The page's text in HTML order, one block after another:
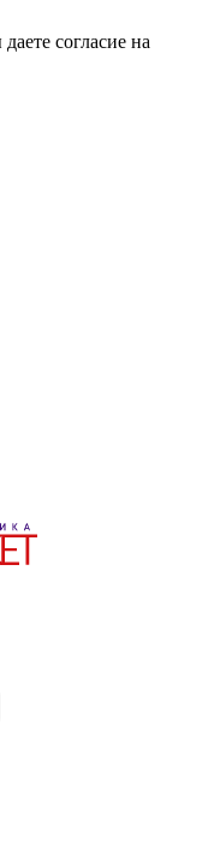
согласие на